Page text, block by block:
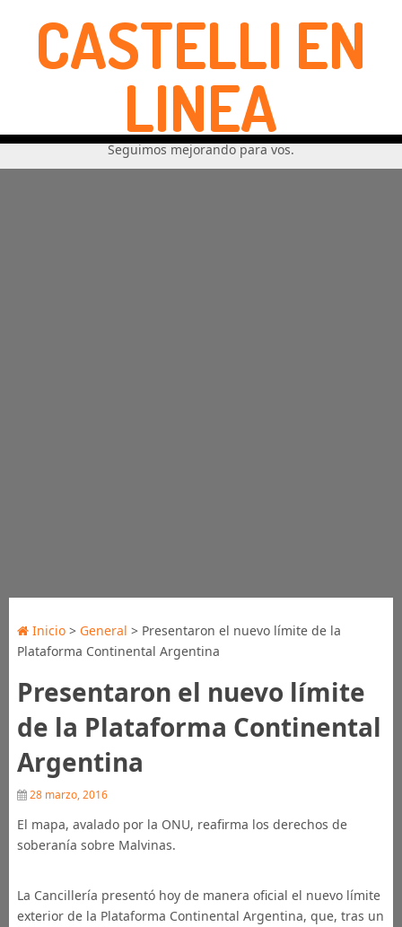
CASTELLI EN
LINEA
Seguimos mejorando para vos.
Inicio> General > Presentaron el nuevo límite de la
Plataforma Continental Argentina
Presentaron el nuevo límite
de la Plataforma Continental
Argentina
28 marzo, 2016
El mapa, avalado por la ONU, reafirma los derechos de
soberanía sobre Malvinas.
La Cancillería presentó hoy de manera oficial el nuevo límite
exterior de la Plataforma Continental Argentina, que, tras un